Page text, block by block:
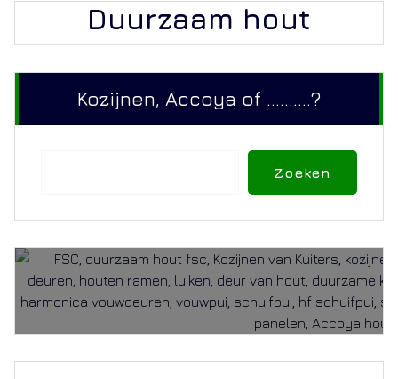
Duurzaam hout
Kozijnen, Accoya of ..........?
Zoeken